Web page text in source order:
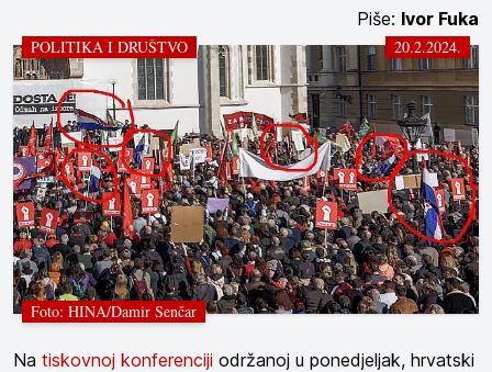
Piše: Ivor Fuka
POLITIKA I DRUŠTVO 20.2.2024.
Foto: HINA/Damir Senčar
Na tiskovnoj konferenciji održanoj u ponedjeljak, hrvatski